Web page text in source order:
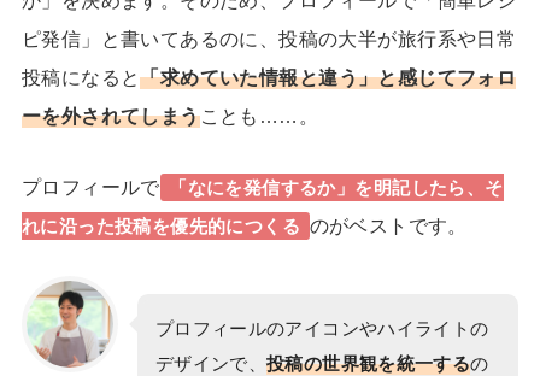
ピ発信」と書いてあるのに、投稿の大半が旅行系や日常
投稿になると「求めていた情報と違う」と感じてフォロ
ーを外されてしまうことも……。
プロフィールで
「なにを発信するか」を明記したら、そ
れに沿った投稿を優先的につくる のがベストです。
プロフィールのアイコンやハイライトの
デザインで、投稿の世界観を統一するの